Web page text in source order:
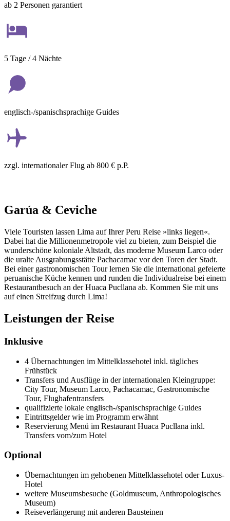
ab 2 Personen garantiert
5 Tage / 4 Nächte
englisch-/spanischsprachige Guides
zzgl. internationaler Flug ab 800 € p.P.
Garúa & Ceviche
Viele Touristen lassen Lima auf Ihrer Peru Reise »links liegen«.
Dabei hat die Millionenmetropole viel zu bieten, zum Beispiel die
wunderschöne koloniale Altstadt, das moderne Museum Larco oder
die uralte Ausgrabungsstätte Pachacamac vor den Toren der Stadt.
Bei einer gastronomischen Tour lernen Sie die international gefeierte
peruanische Küche kennen und runden die Individualreise bei einem
Restaurantbesuch an der Huaca Pucllana ab. Kommen Sie mit uns
auf einen Streifzug durch Lima!
Leistungen der Reise
Inklusive
4 Übernachtungen im Mittelklassehotel inkl. tägliches
Frühstück
Transfers und Ausflüge in der internationalen Kleingruppe:
City Tour, Museum Larco, Pachacamac, Gastronomische
Tour, Flughafentransfers
qualifizierte lokale englisch-/spanischsprachige Guides
Eintrittsgelder wie im Programm erwähnt
Reservierung Menü im Restaurant Huaca Pucllana inkl.
Transfers vom/zum Hotel
Optional
Übernachtungen im gehobenen Mittelklassehotel oder Luxus-
Hotel
weitere Museumsbesuche (Goldmuseum, Anthropologisches
Museum)
Reiseverlängerung mit anderen Bausteinen